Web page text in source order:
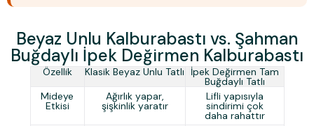
Beyaz Unlu Kalburabastı vs. Şahman
Buğdaylı İpek Değirmen Kalburabastı
Özellik Klasik Beyaz Unlu Tatlı İpek Değirmen Tam
Buğdaylı Tatlı
Mideye
Etkisi
Ağırlık yapar,
şişkinlik yaratır
Lifli yapısıyla
sindirimi çok
daha rahattır